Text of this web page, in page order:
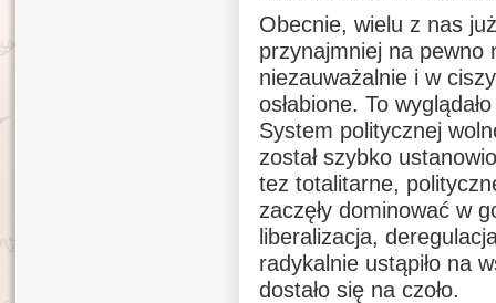
Obecnie, wielu z nas
przynajmniej na pewno
niezauważalnie i w
osłabione. To
System politycznej
został szybko
tez totalitarne,
zaczęły dominować w
liberalizacja,
radykalnie ustąpiło na
dostało się na czoło.